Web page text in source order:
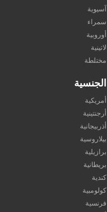
آسيوية
سمراء
أوروبية
لاتينية
مختلطة
الجنسية
أمريكية
أرجنتينية
أذربيجانية
بيلاروسية
برازيلية
بريطانية
كندية
كولومبية
فرنسية